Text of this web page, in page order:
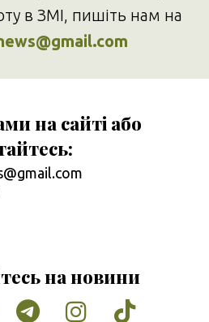
в ЗМІ, пишіть нам на
на сайті або
на новини
TumblrInstagram
Tiktok